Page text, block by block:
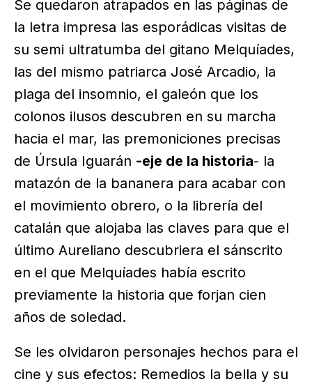
Se quedaron atrapados en las páginas de
la letra impresa las esporádicas visitas de
su semi ultratumba del gitano Melquíades,
las del mismo patriarca José Arcadio, la
plaga del insomnio, el galeón que los
colonos ilusos descubren en su marcha
hacia el mar, las premoniciones precisas
de Úrsula Iguarán -eje de la historia- la
matazón de la bananera para acabar con
el movimiento obrero, o la librería del
catalán que alojaba las claves para que el
último Aureliano descubriera el sánscrito
en el que Melquíades había escrito
previamente la historia que forjan cien
años de soledad.
Se les olvidaron personajes hechos para el
cine y sus efectos: Remedios la bella y su